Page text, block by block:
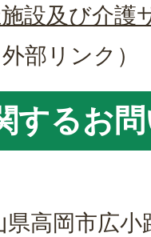
設及び介護
外部リンク）
するお
高岡市広